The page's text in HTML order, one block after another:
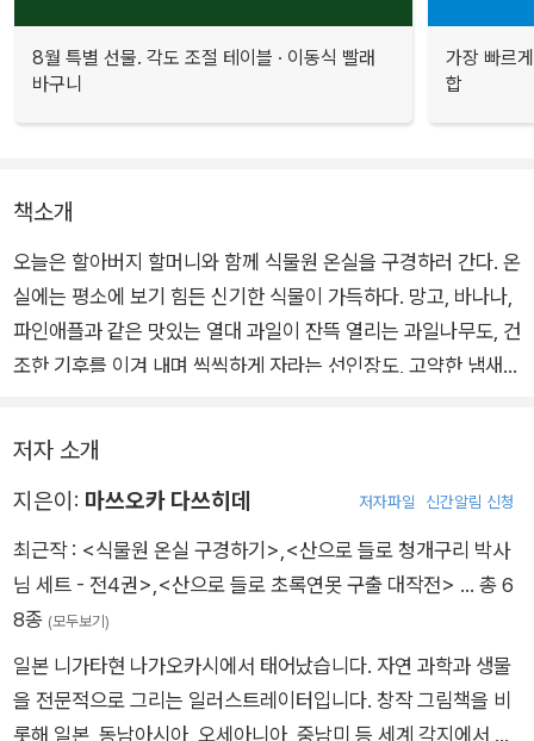
8월 특별 선물. 각도 조절 테이블 · 이동식 빨래
바구니
가장 빠르
합
책소개
오늘은 할아버지 할머니와 함께 식물원 온실을 구경하러 간다. 온
실에는 평소에 보기 힘든 신기한 식물이 가득하다. 망고, 바나나,
파인애플과 같은 맛있는 열대 과일이 잔뜩 열리는 과일나무도, 건
조한 기후를 이겨 내며 씩씩하게 자라는 선인장도, 고약한 냄새를
식물원 선생님의 친절한 안내에 따라 식물에 대한 지식도 배우고
호기심을 자극하는 다양한 식물을 관찰해 보자. 흥미로운 온실 속
식물 세상이 자연을 즐기는 특별한 경험을 선사해 줄 것이다. 온
실에는 어떤 식물이 자라고 있을까? 식물원 온실로 즐거운 탐험
을 떠나 보자.
저자 소개
지은이: 마쓰오카 다쓰히데 저자파일 신간알림 신청
최근작 : <식물원 온실 구경하기> <산으로 들로 청개구리 박사
님 세트 - 전4권> <산으로 들로 초록연못 구출 대작전> … 총 6
8종 (모두보기)
일본 니가타현 나가오카시에서 태어났습니다. 자연 과학과 생물
을 전문적으로 그리는 일러스트레이터입니다. 창작 그림책을 비
롯해 일본, 동남아시아, 오세아니아, 중남미 등 세계 각지에서 취